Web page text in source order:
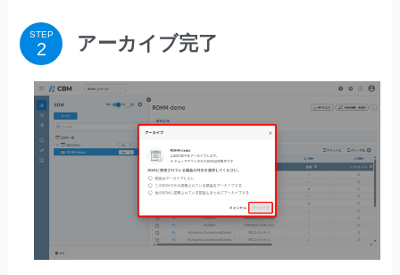
STEP アーカイブ完了